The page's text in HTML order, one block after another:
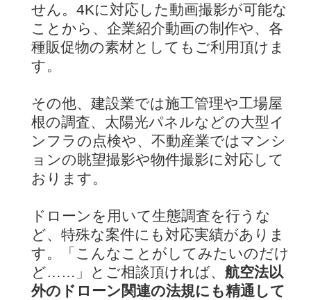
せん。4Kに対応した動画撮影が可能な
ことから、企業紹介動画の制作や、各
種販促物の素材としてもご利用頂けま
す。
その他、建設業では施工管理や工場屋
根の調査、太陽光パネルなどの大型イ
ンフラの点検や、不動産業ではマンシ
ョンの眺望撮影や物件撮影に対応して
おります。
ドローンを用いて生態調査を行うな
ど、特殊な案件にも対応実績がありま
す。「こんなことがしてみたいのだけ
ど……」とご相談頂ければ、 航空法以
外のドローン関連の法規にも精通して